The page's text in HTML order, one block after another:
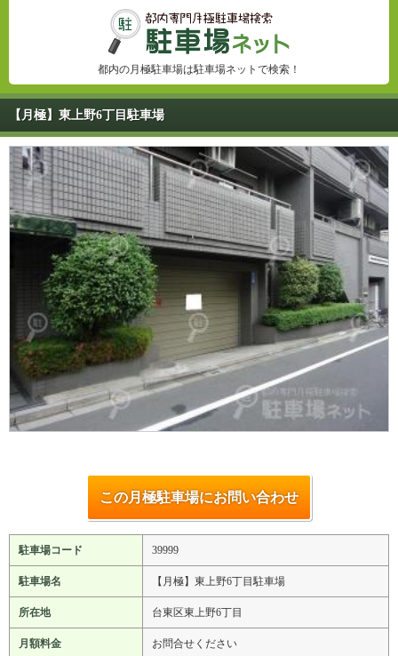
都内の月極駐車場は駐車場ネットで検索！
【月極】東上野6丁目駐車場
この月極駐車場にお問い合わせ
駐車場コード 39999
駐車場名 【月極】東上野6丁目駐車場
所在地 台東区東上野6丁目
月額料金 お問合せください